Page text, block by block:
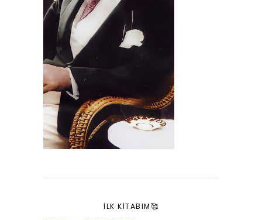
İLK KITABIM🥰